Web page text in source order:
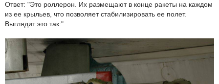
Ответ: "Это роллерон. Их размещают в конце ракеты на каждом
из ее крыльев, что позволяет стабилизировать ее полет.
Выглядит это так:"